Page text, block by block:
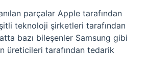
parçalar Apple tarafından
teknoloji şirketleri tarafından
bazı bileşenler Samsung gibi
üreticileri tarafından tedarik